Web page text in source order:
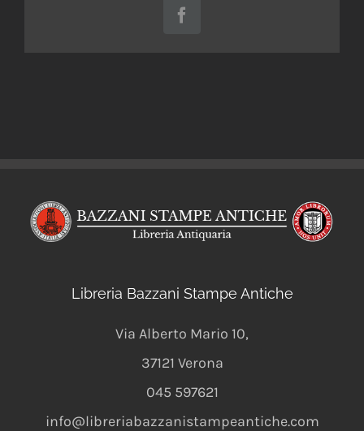
Facebook
Libreria Bazzani Stampe Antiche
Via Alberto Mario 10,
37121 Verona
045 597621
info@libreriabazzanistampeantiche.com